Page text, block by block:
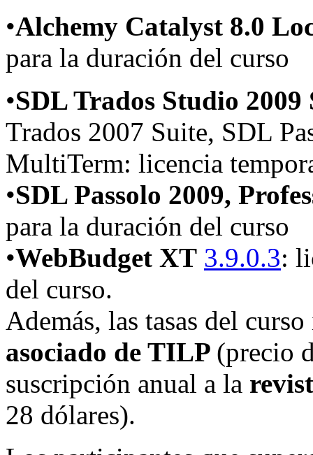
•Alchemy Catalyst 8.0
para la duración del curso
•SDL Trados Studio 2009
Trados 2007 Suite, SDL
MultiTerm: licencia
•SDL Passolo 2009,
para la duración del curso
•WebBudget XT 3.9.0.3:
del curso.
Además, las tasas del
asociado de TILP (precio
suscripción anual a la
28 dólares).